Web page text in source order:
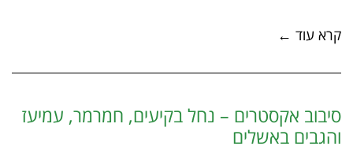
קרא עוד ←
סיבוב אקסטרים – נחל בקיעים, חמרמר, עמיעז
והגבים באשלים